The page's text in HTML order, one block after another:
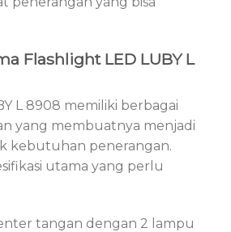
Flashlight LED LUBY L
L 8908 memiliki berbagai
yang membuatnya menjadi
kebutuhan penerangan.
utama yang perlu
tangan dengan 2 lampu